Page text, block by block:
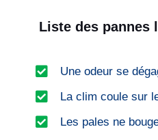
Liste des pannes
Une odeur se
La clim coule sur
Les pales ne